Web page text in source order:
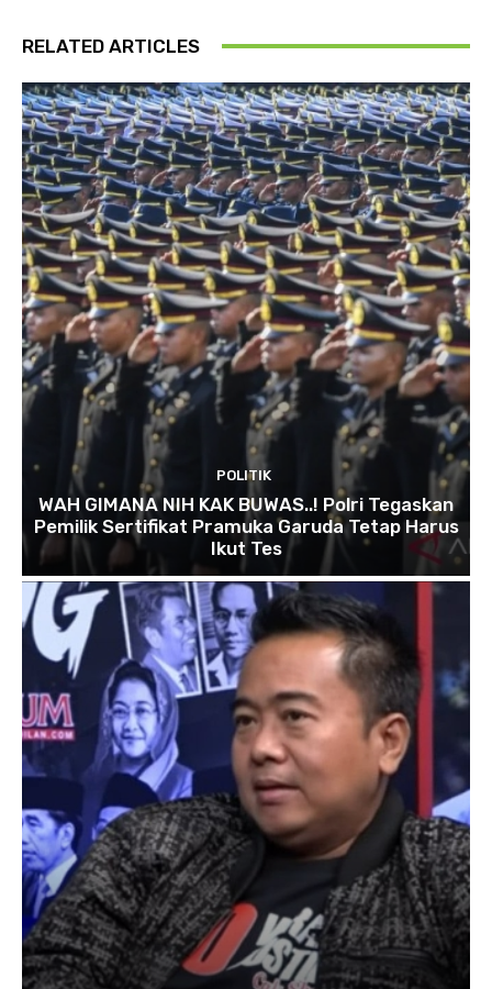
RELATED ARTICLES
POLITIK
WAH GIMANA NIH KAK BUWAS..! Polri Tegaskan
Pemilik Sertifikat Pramuka Garuda Tetap Harus
Ikut Tes